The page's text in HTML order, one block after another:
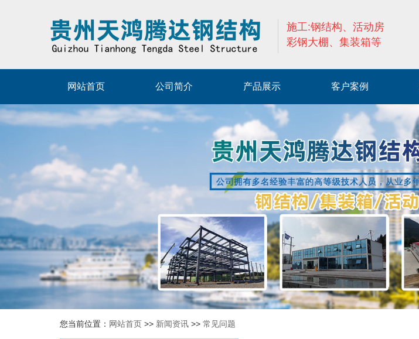
施工:钢结构、活动房
彩钢大棚、集装箱等
网站首页 公司简介 产品展示 客户案例
您当前位置： 网站首页 >> 新闻资讯 >> 常见问题